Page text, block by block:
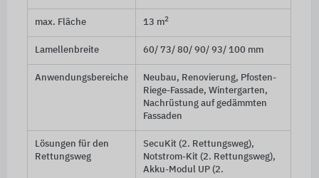
max. Fläche 13 m2
Lamellenbreite 60/ 73/ 80/ 90/ 93/ 100 mm
Anwendungsbereiche
Neubau, Renovierung, Pfosten-
Riege-Fassade, Wintergarten,
Nachrüstung auf gedämmten
Fassaden
Lösungen für den
Rettungsweg
SecuKit (2. Rettungsweg),
Notstrom-Kit (2. Rettungsweg),
Akku-Modul UP (2.